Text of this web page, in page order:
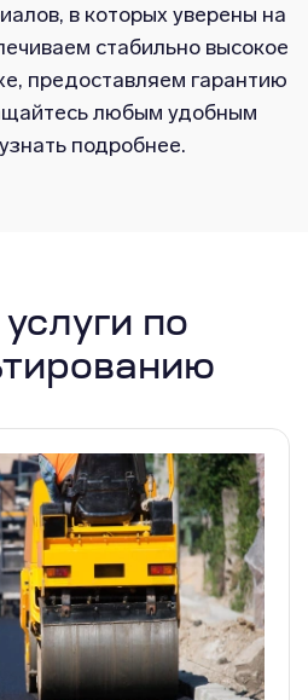
в которых уверены на
стабильно высокое
предоставляем гарантию
любым удобным
подробнее.
по